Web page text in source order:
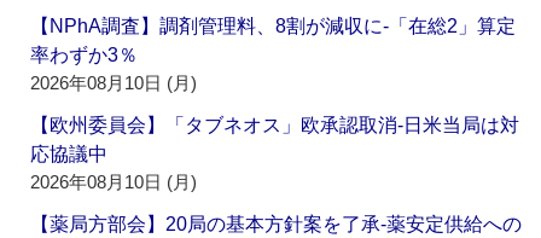
【NPhA調査】調剤管理料、8割が減収に‐「在総2」算定
率わずか3％
2026年08月10日 (月)
【欧州委員会】「タブネオス」欧承認取消‐日米当局は対
応協議中
2026年08月10日 (月)
【薬局方部会】20局の基本方針案を了承‐薬安定供給への